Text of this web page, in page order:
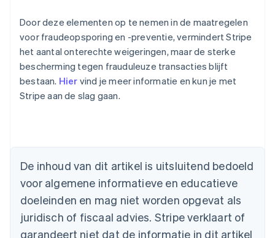
Door deze elementen op te nemen in de maatregelen
voor fraudeopsporing en -preventie, vermindert Stripe
het aantal onterechte weigeringen, maar de sterke
bescherming tegen frauduleuze transacties blijft
bestaan. Hier vind je meer informatie en kun je met
Stripe aan de slag gaan.
De inhoud van dit artikel is uitsluitend bedoeld
voor algemene informatieve en educatieve
doeleinden en mag niet worden opgevat als
juridisch of fiscaal advies. Stripe verklaart of
garandeert niet dat de informatie in dit artikel
Australië
België
Nederlands FrançaisDeutschEnglish
Brazilië
Português English